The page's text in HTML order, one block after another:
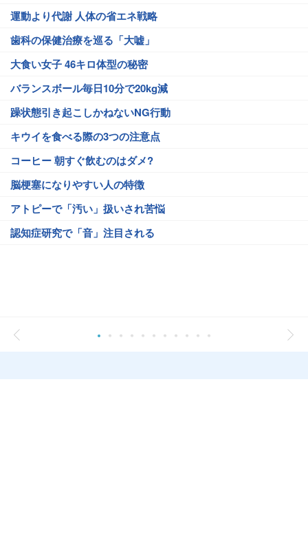
運動より代謝 人体の省エネ戦略
歯科の保健治療を巡る「大嘘」
大食い女子 46キロ体型の秘密
バランスボール毎日10分で20kg減
躁状態引き起こしかねないNG行動
キウイを食べる際の3つの注意点
コーヒー 朝すぐ飲むのはダメ?
脳梗塞になりやすい人の特徴
アトピーで「汚い」扱いされ苦悩
認知症研究で「音」注目される